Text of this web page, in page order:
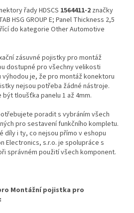
řady HDSCS 1564411-2 značky
HSG GROUP E; Panel Thickness 2,5
do kategorie Other Automotive
zásuvné pojistky pro montáž
dostupné pro všechny velikosti
výhodou je, že pro montáž konektoru
nejsou potřeba žádné nástroje.
tloušťka panelu 1 až 4mm.
poradit s vybráním všech
pro sestavení funkčního kompletu.
díly i ty, co nejsou přímo v eshopu
Electronics, s.r.o. je spolupráce s
správném použití všech komponent.
Montážní pojistka pro